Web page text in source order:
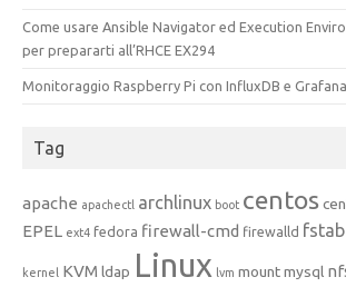
Come usare Ansible Navigator ed Execution
per prepararti all’RHCE EX294
Monitoraggio Raspberry Pi con InfluxDB e Grafana
Tag
apache apachectl archlinux boot centos
EPEL ext4 fedora firewall-cmd firewalld fstab
kernel KVM ldap Linux lvm mountmysql